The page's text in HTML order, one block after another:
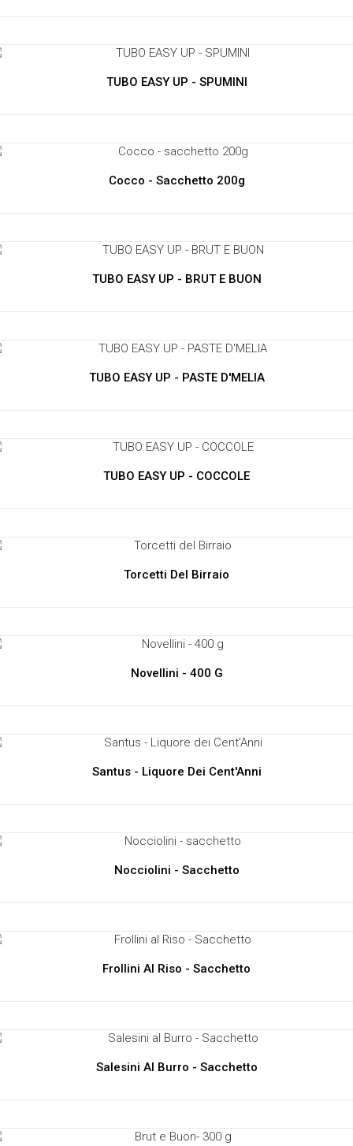
TUBO EASY UP - SPUMINI
Cocco - Sacchetto 200g
TUBO EASY UP - BRUT E BUON
TUBO EASY UP - PASTE D'MELIA
TUBO EASY UP - COCCOLE
Torcetti Del Birraio
Novellini - 400 G
Santus - Liquore Dei Cent'Anni
Nocciolini - Sacchetto
Frollini Al Riso - Sacchetto
Salesini Al Burro - Sacchetto